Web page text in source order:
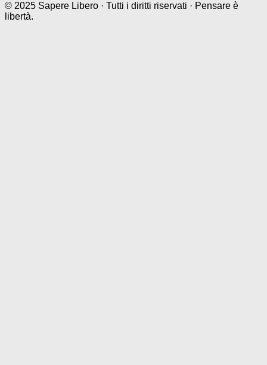
© 2025 Sapere Libero · Tutti i diritti riservati · Pensare è
libertà.